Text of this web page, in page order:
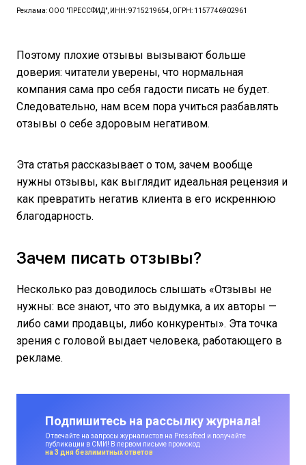
Реклама: ООО "ПРЕССФИД", ИНН: 9715219654, ОГРН: 1157746902961
Поэтому плохие отзывы вызывают больше
доверия: читатели уверены, что нормальная
компания сама про себя гадости писать не будет.
Следовательно, нам всем пора учиться разбавлять
отзывы о себе здоровым негативом.
Эта статья рассказывает о том, зачем вообще
нужны отзывы, как выглядит идеальная рецензия и
как превратить негатив клиента в его искреннюю
благодарность.
Зачем писать отзывы?
Несколько раз доводилось слышать «Отзывы не
нужны: все знают, что это выдумка, а их авторы —
либо сами продавцы, либо конкуренты». Эта точка
зрения с головой выдает человека, работающего в
рекламе.
Подпишитесь на рассылку журнала!
Отвечайте на запросы журналистов на Pressfeed и получайте
публикации в СМИ! В первом письме промокод
на 3 дня безлимитных ответов